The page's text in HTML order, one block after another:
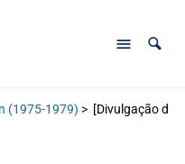
(1975-1979) > [Divulgação do